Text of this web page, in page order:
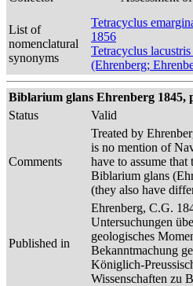
List of
nomenclatural
synonyms
Tetracyclus
1856
Tetracyclus
(Ehrenberg;
Biblarium glans Ehrenberg 1845,
Status
Valid
Comments
Treated by
is no mention of
have to assume
Biblarium glans
(they also have
Published in
Ehrenberg, C.G.
Untersuchungen
geologisches
Bekanntmachung
Königlich-
Wissenschaften zu